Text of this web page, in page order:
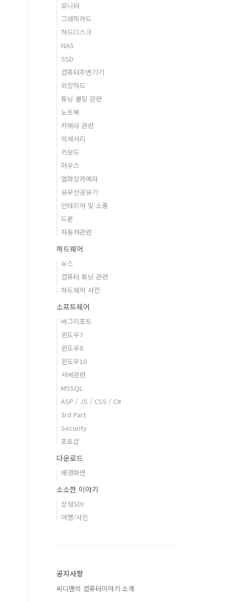
모니터
그래픽카드
하드디스크
NAS
SSD
컴퓨터주변기기
외장하드
튜닝 쿨링 관련
노트북
카메라 관련
악세서리
키보드
마우스
열화상카메라
유무선공유기
인테리어 및 소품
드론
자동차관련
하드웨어
뉴스
컴퓨터 튜닝 관련
하드웨어 사전
소프트웨어
버그리포트
윈도우7
윈도우8
윈도우10
서버관련
MSSQL
ASP / JS / CSS / C#
3rd Part
Security
포토샵
다운로드
배경화면
소소한 이야기
삼성SDI
여행/사진
공지사항
씨디맨의 컴퓨터이야기 소개